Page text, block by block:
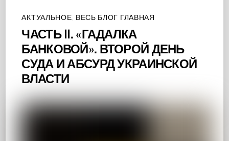
АКТУАЛЬНОЕ ВЕСЬ БЛОГ ГЛАВНАЯ
ЧАСТЬ II. «ГАДАЛКА
БАНКОВОЙ». ВТОРОЙ ДЕНЬ
СУДА И АБСУРД УКРАИНСКОЙ
ВЛАСТИ